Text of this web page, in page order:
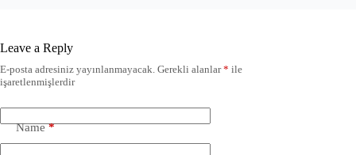
Leave a Reply
E-posta adresiniz yayınlanmayacak. Gerekli alanlar* ile
işaretlenmişlerdir
Name*